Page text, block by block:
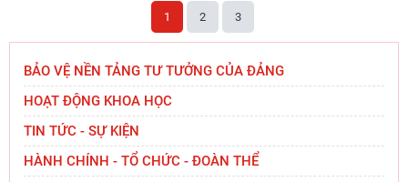
1 2 3
BẢO VỆ NỀN TẢNG TƯ TƯỞNG CỦA ĐẢNG
HOẠT ĐỘNG KHOA HỌC
TIN TỨC - SỰ KIỆN
HÀNH CHÍNH - TỔ CHỨC - ĐOÀN THỂ